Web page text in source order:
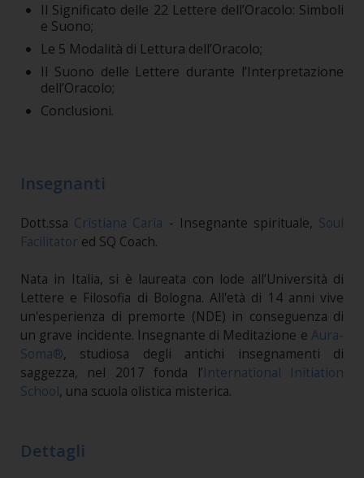
Il Significato delle 22 Lettere dell’Oracolo: Simboli
e Suono;
Le 5 Modalità di Lettura dell’Oracolo;
Il Suono delle Lettere durante l’Interpretazione
dell’Oracolo;
Conclusioni.
Insegnanti
Dott.ssa Cristiana Caria - Insegnante spirituale, Soul
Facilitator ed SQ Coach.
Nata in Italia, si è laureata con lode all’Università di
Lettere e Filosofia di Bologna. All'età di 14 anni vive
un'esperienza di premorte (NDE) in conseguenza di
un grave incidente. Insegnante di Meditazione e Aura-
Soma®, studiosa degli antichi insegnamenti di
saggezza, nel 2017 fonda l’International Initiation
School, una scuola olistica misterica.
Dettagli